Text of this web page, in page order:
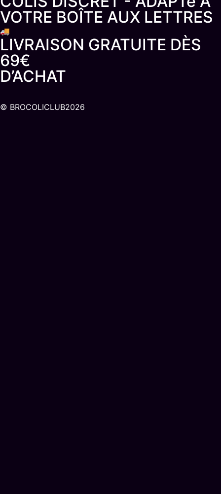
VOTRE BOÎTE AUX LETTRES
🚚
LIVRAISON GRATUITE DÈS
69€
D’ACHAT
© BROCOLICLUB2026